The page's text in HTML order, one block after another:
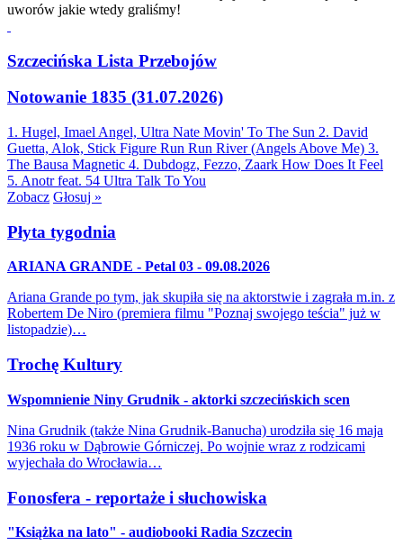
uworów jakie wtedy graliśmy!
Szczecińska Lista Przebojów
Notowanie 1835 (31.07.2026)
1. Hugel, Imael Angel, Ultra Nate Movin' To The Sun 2. David
Guetta, Alok, Stick Figure Run Run River (Angels Above Me) 3.
The Bausa Magnetic 4. Dubdogz, Fezzo, Zaark How Does It Feel
5. Anotr feat. 54 Ultra Talk To You
Zobacz Głosuj »
Płyta tygodnia
ARIANA GRANDE - Petal 03 - 09.08.2026
Ariana Grande po tym, jak skupiła się na aktorstwie i zagrała m.in. z
Robertem De Niro (premiera filmu "Poznaj swojego teścia" już w
listopadzie)…
Trochę Kultury
Wspomnienie Niny Grudnik - aktorki szczecińskich scen
Nina Grudnik (także Nina Grudnik-Banucha) urodziła się 16 maja
1936 roku w Dąbrowie Górniczej. Po wojnie wraz z rodzicami
wyjechała do Wrocławia…
Fonosfera - reportaże i słuchowiska
"Książka na lato" - audiobooki Radia Szczecin